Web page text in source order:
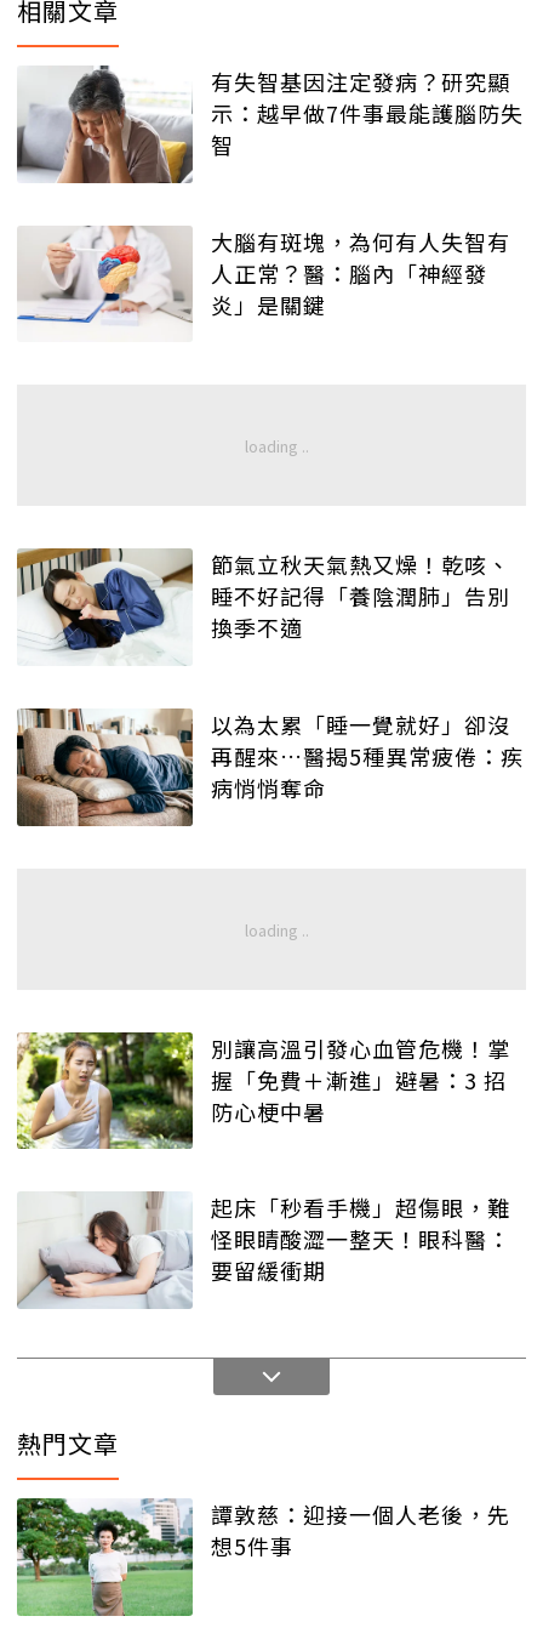
相關文章
有失智基因注定發病？研究顯
示：越早做7件事最能護腦防失
智
大腦有斑塊，為何有人失智有
人正常？醫：腦內「神經發
炎」是關鍵
節氣立秋天氣熱又燥！乾咳、
睡不好記得「養陰潤肺」告別
換季不適
以為太累「睡一覺就好」卻沒
再醒來…醫揭5種異常疲倦：疾
病悄悄奪命
別讓高溫引發心血管危機！掌
握「免費＋漸進」避暑：3 招
防心梗中暑
起床「秒看手機」超傷眼，難
怪眼睛酸澀一整天！眼科醫：
要留緩衝期
熱門文章
譚敦慈：迎接一個人老後，先
想5件事